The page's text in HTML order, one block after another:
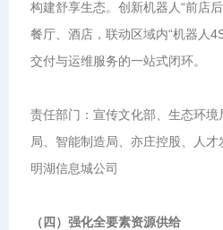
构建舒享生态。创新机器人“前店
餐厅、酒店，联动区域内“机器人
交付与运维服务的一站式闭环。
责任部门：宣传文化部、生态环
局、智能制造局、亦庄控股、人
明湖信息城公司
（四）强化全要素资源供给